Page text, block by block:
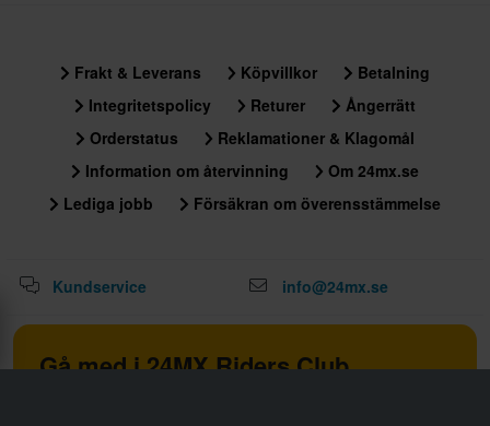
Frakt & Leverans Köpvillkor
Betalning
Integritetspolicy
Returer
Ångerrätt
Orderstatus
Reklamationer & Klagomål
Information om återvinning
Om 24mx.se
Lediga jobb
Försäkran om överensstämmelse
Kundservice info@24mx.se
Gå med i 24MX Riders Club